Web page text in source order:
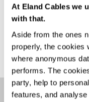
At Eland Cables we
with that.
Aside from the ones
properly, the cookies
where anonymous
performs. The
party, help to
features, and
006/153122
006/153123
006/153124
Estes cabos do setor
conhecidos como
agulhas" ou "cabos